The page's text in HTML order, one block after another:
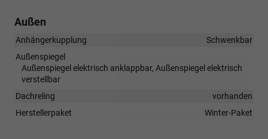
Außen
Anhängerkupplung
Schwenkbar
Außenspiegel
Außenspiegel elektrisch anklappbar, Außenspiegel elektrisch
verstellbar
Dachreling
vorhanden
Herstellerpaket
Winter-Paket